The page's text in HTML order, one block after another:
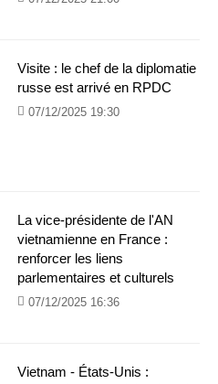
Visite : le chef de la diplomatie
russe est arrivé en RPDC
07/12/2025 19:30
La vice-présidente de l'AN
vietnamienne en France :
renforcer les liens
parlementaires et culturels
07/12/2025 16:36
Vietnam - États-Unis :